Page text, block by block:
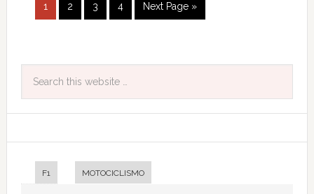
1 2 3 4 Next Page »
F1 MOTOCICLISMO